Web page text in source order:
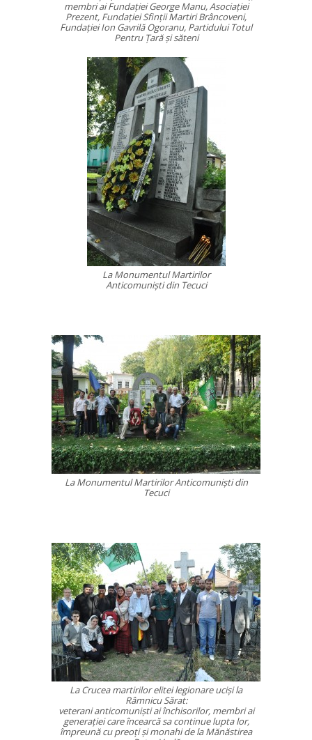
membri ai Fundaţiei George Manu, Asociaţiei
Prezent, Fundaţiei Sfinţii Martiri Brâncoveni,
Fundaţiei Ion Gavrilă Ogoranu, Partidului Totul
Pentru Ţară şi săteni
La Monumentul Martirilor
Anticomunişti din Tecuci
La Monumentul Martirilor Anticomunişti din
Tecuci
La Crucea martirilor elitei legionare ucişi la
Râmnicu Sărat:
veterani anticomunişti ai închisorilor, membri ai
generaţiei care încearcă sa continue lupta lor,
împreună cu preoţi şi monahi de la Mănăstirea